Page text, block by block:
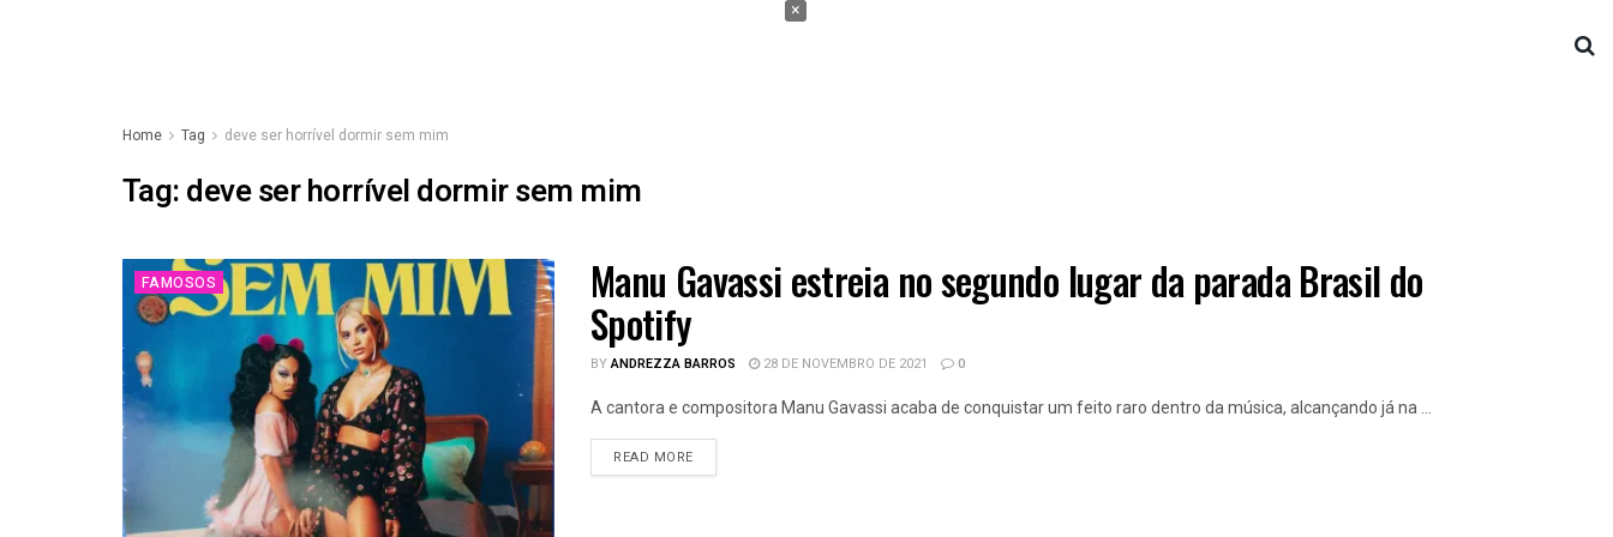
Home Tag deve ser horrível dormir sem mim
Tag:deve ser horrível dormir sem mim
FAMOSOS Manu Gavassi estreia no segundo lugar da parada Brasil do
Spotify
BYANDREZZA BARROS 28 DE NOVEMBRO DE 2021 0
A cantora e compositora Manu Gavassi acaba de conquistar um feito raro dentro da música, alcançando já na ...
READ MORE
×